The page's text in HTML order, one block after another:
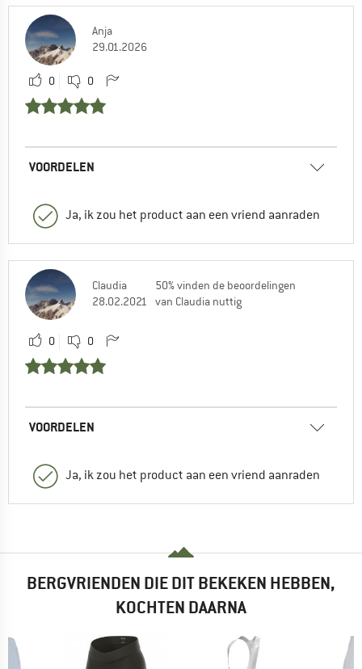
Anja
29.01.2026
0 0
VOORDELEN
Ja, ik zou het product aan een vriend aanraden
Claudia
28.02.2021
50% vinden de beoordelingen
van Claudia nuttig
0 0
VOORDELEN
Ja, ik zou het product aan een vriend aanraden
BERGVRIENDEN DIE DIT BEKEKEN HEBBEN,
KOCHTEN DAARNA